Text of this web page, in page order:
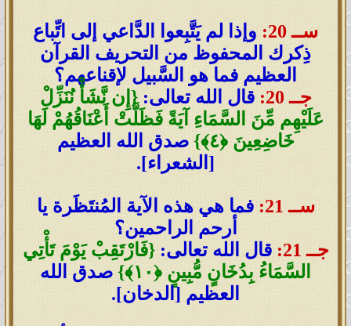
ســ 20:
وإذا لم يَتَّبِعوا الدَّاعي إلى اتِّباع
ذِكرك المحفوظ من التحريف القرآن
العظيم فما هو السَّبيل لإقناعهم؟
جــ 20:
قال الله تعالى:{إِن نَّشَأْ نُنَزِّلْ
عَلَيْهِم مِّنَ السَّمَاءِ آيَةً فَظَلَّتْ أَعْنَاقُهُمْ لَهَا
خَاضِعِينَ ﴿٤﴾}
صدق الله العظيم
[الشعراء].
ســ 21:
فما هي هذه الآية المُنتَظَرة يا
أرحم الراحمين؟
جــ 21:
قال الله تعالى:{فَارْتَقِبْ يَوْمَ تَأْتِي
السَّمَاءُ بِدُخَانٍ مُّبِينٍ ﴿١٠﴾}
صدق الله
العظيم [الدخان].